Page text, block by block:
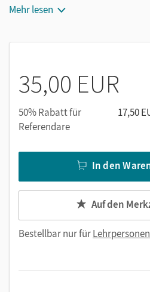
als PDF-Datei,
Kopiervorlagen zum
Mehr lesen
35,00 EUR
50% Rabatt für
Referendare
17,50
In den
Auf den
Bestellbar nur für